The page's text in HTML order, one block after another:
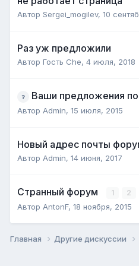
Автор Sergei_mogilev, 10
Раз уж предложили
Автор Гость Che, 4 июля, 2018
Ваши предложения
Автор Admin, 15 июля, 2015
Новый адрес почты
Автор Admin, 14 июня, 2017
Странный форум 1 2
Автор AntonF, 18 ноября, 2015
Главная Другие дискуссии